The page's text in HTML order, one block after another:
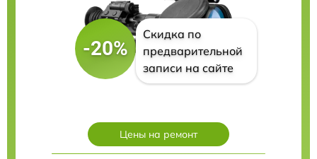
-20%
Скидка по
предварительной
записи на сайте
Цены на ремонт